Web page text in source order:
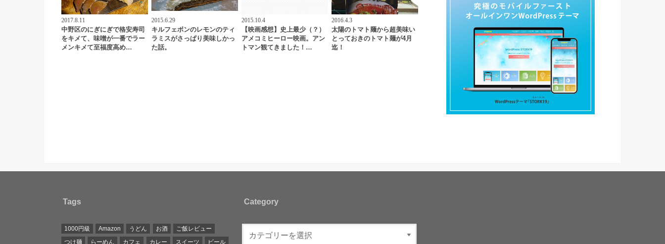
2017.8.11
中野区のにぎにぎで格安寿司
をキメて、味噌が一番でラー
メンキメて至福度高め…
2015.6.29
キルフェボンのレモンのティ
ラミスがさっぱり美味しかっ
た話。
2015.10.4
【映画感想】史上最少（？）
アメコミヒーロー映画。アン
トマン観てきました！…
2016.4.3
太陽のトマト麺から超美味い
とっておきのトマト麺が4月
迄！
Tags
1000円級 Amazon うどん お酒
ご飯レビュー
つけ麺
らーめん カフェ カレー スイーツ ビール
Category